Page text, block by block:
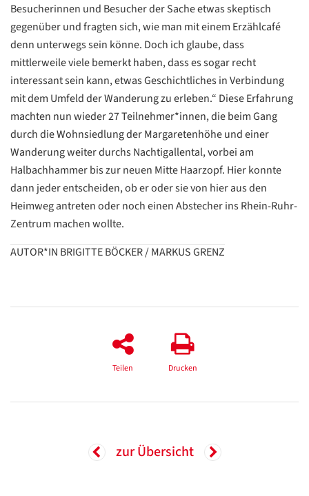
Besucherinnen und Besucher der Sache etwas skeptisch
gegenüber und fragten sich, wie man mit einem Erzählcafé
denn unterwegs sein könne. Doch ich glaube, dass
mittlerweile viele bemerkt haben, dass es sogar recht
interessant sein kann, etwas Geschichtliches in Verbindung
mit dem Umfeld der Wanderung zu erleben.“ Diese Erfahrung
machten nun wieder 27 Teilnehmer*innen, die beim Gang
durch die Wohnsiedlung der Margaretenhöhe und einer
Wanderung weiter durchs Nachtigallental, vorbei am
Halbachhammer bis zur neuen Mitte Haarzopf. Hier konnte
dann jeder entscheiden, ob er oder sie von hier aus den
Heimweg antreten oder noch einen Abstecher ins Rhein-Ruhr-
Zentrum machen wollte.
AUTOR*IN BRIGITTE BÖCKER / MARKUS GRENZ
Teilen Drucken
zur Übersicht
Datenschutzerklärung
ZURÜCK
Datenschutzerklärung
Datenschutzerklärung
/